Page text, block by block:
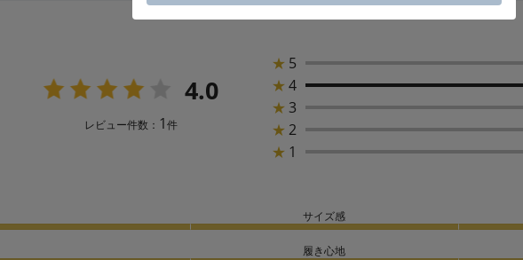
4.0
レビュー件数： 1件
★ 5
★4
★ 3
★ 2
★ 1
サイズ感
履き心地